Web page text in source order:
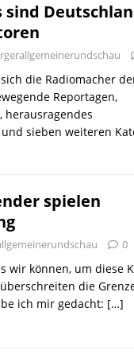
sind
die Radiomacher
Reportagen,
herausragendes
sieben weiteren
spielen
0
wir können, um diese
die
ich mir gedacht: […]